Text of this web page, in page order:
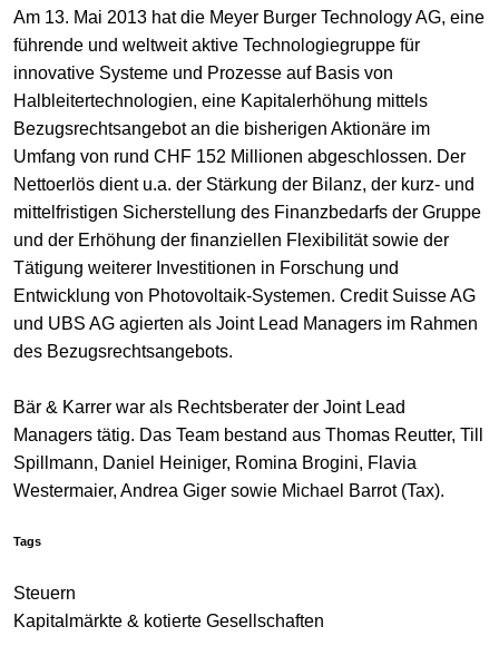
Am 13. Mai 2013 hat die Meyer Burger Technology AG, eine
führende und weltweit aktive Technologiegruppe für
innovative Systeme und Prozesse auf Basis von
Halbleitertechnologien, eine Kapitalerhöhung mittels
Bezugsrechtsangebot an die bisherigen Aktionäre im
Umfang von rund CHF 152 Millionen abgeschlossen. Der
Nettoerlös dient u.a. der Stärkung der Bilanz, der kurz- und
mittelfristigen Sicherstellung des Finanzbedarfs der Gruppe
und der Erhöhung der finanziellen Flexibilität sowie der
Tätigung weiterer Investitionen in Forschung und
Entwicklung von Photovoltaik-Systemen. Credit Suisse AG
und UBS AG agierten als Joint Lead Managers im Rahmen
des Bezugsrechtsangebots.
Bär & Karrer war als Rechtsberater der Joint Lead
Managers tätig. Das Team bestand aus Thomas Reutter, Till
Spillmann, Daniel Heiniger, Romina Brogini, Flavia
Westermaier, Andrea Giger sowie Michael Barrot (Tax).
Tags
Steuern
Kapitalmärkte & kotierte Gesellschaften